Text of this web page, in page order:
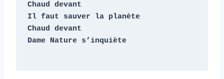
Chaud devant
Il faut sauver la planète
Chaud devant
Dame Nature s’inquiète